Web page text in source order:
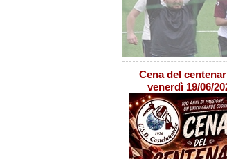
Cena del
venerdì 19/06/